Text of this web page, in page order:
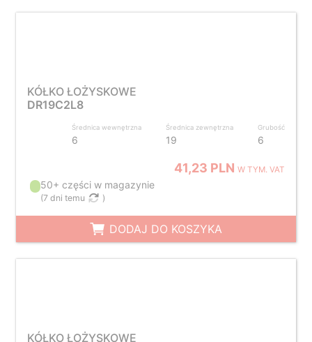
KÓŁKO ŁOŻYSKOWE
DR19C2L8
Średnica wewnętrzna
6
Średnica zewnętrzna
19
Grubość
6
41,23 PLNW TYM. VAT
50+ części w magazynie
(7 dni temu )
DODAJ DO KOSZYKA
KÓŁKO ŁOŻYSKOWE